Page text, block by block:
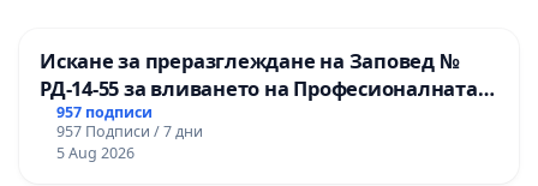
Искане за преразглеждане на Заповед №
РД-14-55 за вливането на Професионалната
гимназия по промишлени технологии в
Професионалната гимназия по икономика и
мениджмънт – гр. Пазарджик
957 подписи
957 Подписи / 7 дни
5 Aug 2026